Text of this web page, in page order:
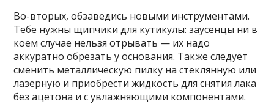
Во-вторых, обзаведись новыми инструментами.
Тебе нужны щипчики для кутикулы: заусенцы ни в
коем случае нельзя отрывать — их надо
аккуратно обрезать у основания. Также следует
сменить металлическую пилку на стеклянную или
лазерную и приобрести жидкость для снятия лака
без ацетона и с увлажняющими компонентами.